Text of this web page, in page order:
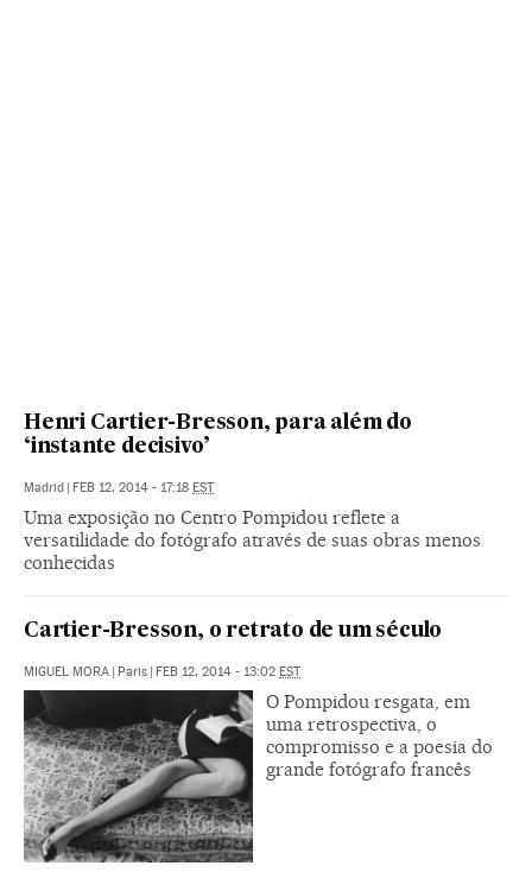
Henri Cartier-Bresson, para além do
‘instante decisivo’
Madrid FEB 12, 2014 - 17:18 EST
Uma exposição no Centro Pompidou reflete a
versatilidade do fotógrafo através de suas obras menos
conhecidas
Cartier-Bresson, o retrato de um século
MIGUEL MORA Paris FEB 12, 2014 - 13:02 EST
O Pompidou resgata, em
uma retrospectiva, o
compromisso e a poesia do
grande fotógrafo francês